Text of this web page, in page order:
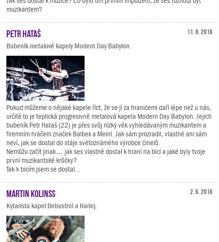
muzikantem?
11. 8. 2016
Petr Hataš
Bubeník metalové kapely Modern Day Babylon.
Pokud můžeme o nějaké kapele říct, že se jí za hranicemi daří lépe než u nás,
určitě to je teplická progresivně metalová kapela Modern Day Babylon. Jejich
bubeník Petr Hataš (22) je přes svůj nízký věk vyhledávaným muzikantem a
firemním hráčem značek Balbex a Meinl. Jak sám prozradil, vlastně ani sám
neví, jak se dostal do stáje světoznámého výrobce činelů.
Nemůžu začít jinak… jak ses vlastně dostal k hraní na bicí a jaké byly tvoje
první muzikantské krůčky?
Tak k bicím jsem se dostal...
2. 6. 2016
Martin Kolinss
Kytarista kapel Debustrol a Harlej.